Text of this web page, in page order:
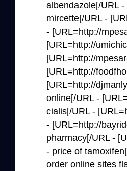
albendazole[/URL
mircette[/URL -
- [URL=http://
[URL=http://
[URL=http://
[URL=http://
[URL=http://
online[/URL -
cialis[/URL -
- [URL=http://
pharmacy[/URL -
- price of
order online sites